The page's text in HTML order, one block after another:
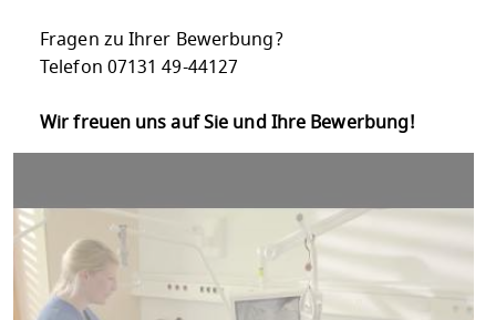
Fragen zu Ihrer Bewerbung?
Telefon 07131 49-44127
Wir freuen uns auf Sie und Ihre Bewerbung!